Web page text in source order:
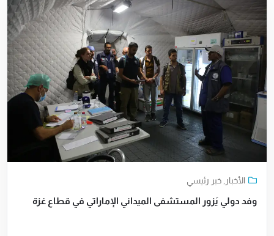
الأخبار ,خبر رئيسي
وفد دولي يَزور المستشفى الميداني الإماراتي في قطاع غزة